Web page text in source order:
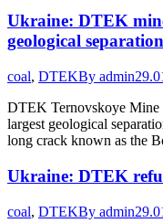
Ukraine: DTEK
geological separation
coal, DTEKBy admin
DTEK Ternovskoye Mine
largest geological
long crack known as the
Ukraine: DTEK
coal, DTEKBy admin